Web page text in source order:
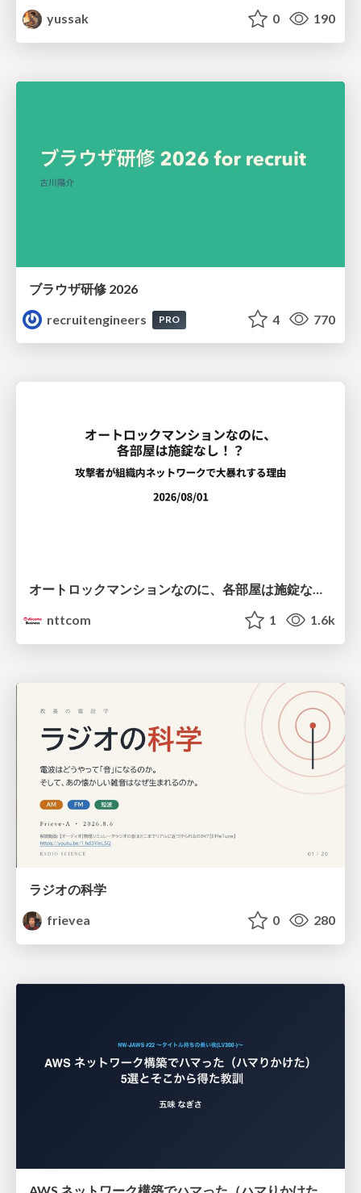
yussak
0 190
ブラウザ研修 2026
recruitengineers
PRO 4 770
オートロックマンションなのに、各部屋は施錠なし！？ 攻撃者が組織内ネットワークで大暴れする理由 / The Front Door Is Locked, but the Rooms Are Wide Open: Why Attackers Move Freely Inside Enterprise Networks
nttcom
1 1.6k
ラジオの科学
frievea
0 280